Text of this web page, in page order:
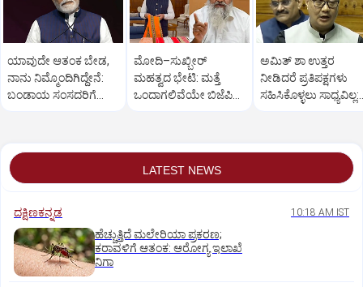
ಯಾವುದೇ ಆತಂಕ ಬೇಡ,
ನಾನು ನಿಮ್ಮೊಂದಿಗಿದ್ದೇನೆ:
ಬಂಡಾಯ ಸಂಸದರಿಗೆ
ಮೋದಿ–ಸುಖ್ಬೀರ್
ಮಹತ್ವದ ಭೇಟಿ: ಮತ್ತೆ
ಒಂದಾಗಲಿವೆಯೇ ಬಿಜೆಪಿ–
ಅಮಿತ್ ಶಾ ಉತ್ತರ
ನೀಡಿದರೆ ಪ್ರತಿಪಕ್ಷಗಳು
ಸಹಿಸಿಕೊಳ್ಳಲು ಸಾಧ್ಯವಿಲ್ಲ:
LATEST NEWS
ದಕ್ಷಿಣಕನ್ನಡ 10:18 AM IST
ಹೆಚ್ಚುತ್ತಿದೆ ಮಲೇರಿಯಾ ಪ್ರಕರಣ;
ಕರಾವಳಿಗೆ ಆತಂಕ: ಆರೋಗ್ಯ ಇಲಾಖೆ
ನಿಗಾ